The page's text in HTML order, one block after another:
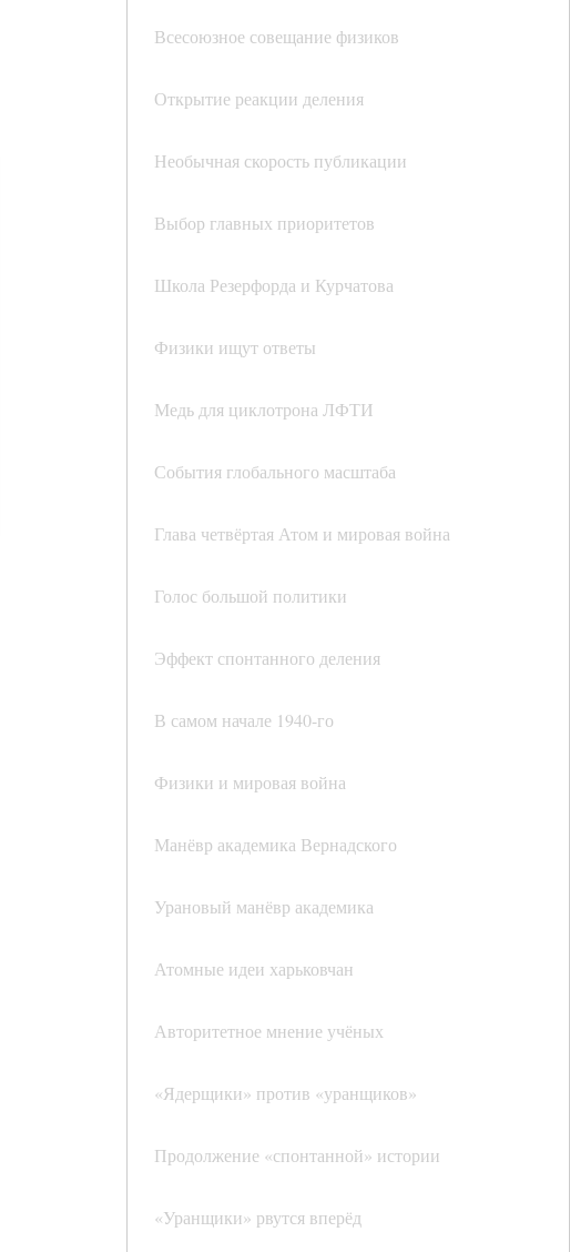
Всесоюзное совещание физиков
Открытие реакции деления
Необычная скорость публикации
Выбор главных приоритетов
Школа Резерфорда и Курчатова
Физики ищут ответы
Медь для циклотрона ЛФТИ
События глобального масштаба
Глава четвёртая Атом и мировая война
Голос большой политики
Эффект спонтанного деления
В самом начале 1940-го
Физики и мировая война
Манёвр академика Вернадского
Урановый манёвр академика
Атомные идеи харьковчан
Авторитетное мнение учёных
«Ядерщики» против «уранщиков»
Продолжение «спонтанной» истории
«Уранщики» рвутся вперёд